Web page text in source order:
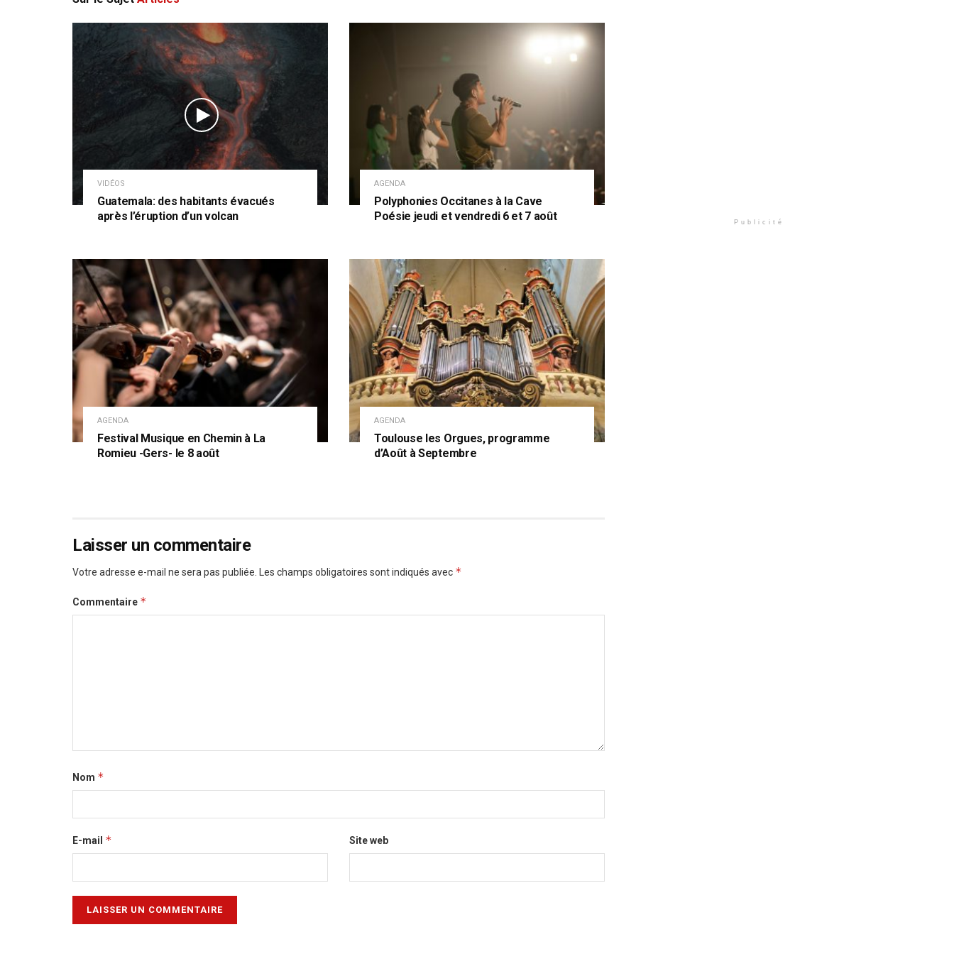
VIDÉOS
Guatemala: des habitants évacués
après l’éruption d’un volcan
AGENDA
Polyphonies Occitanes à la Cave
Poésie jeudi et vendredi 6 et 7 août
AGENDA
Festival Musique en Chemin à La
Romieu -Gers- le 8 août
AGENDA
Toulouse les Orgues, programme
d’Août à Septembre
Laisser un commentaire
Votre adresse e-mail ne sera pas publiée. Les champs obligatoires sont indiqués avec *
Commentaire *
Nom *
E-mail * Site web
Publicité